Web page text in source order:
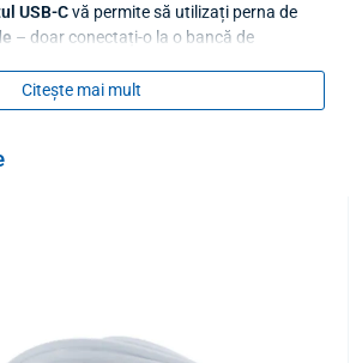
USB-Cvă permite să utilizați perna de
– doar conectați-o la o bancă de
Citește mai mult